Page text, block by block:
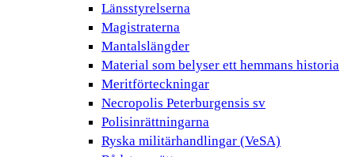
Länsstyrelserna
Magistraterna
Mantalslängder
Material som belyser ett hemmans historia
Meritförteckningar
Necropolis Peterburgensis sv
Polisinrättningarna
Ryska militärhandlingar (VeSA)